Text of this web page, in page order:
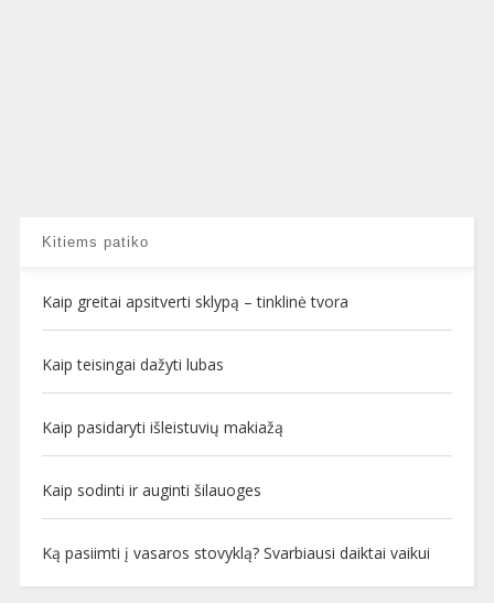
Kitiems patiko
Kaip greitai apsitverti sklypą – tinklinė tvora
Kaip teisingai dažyti lubas
Kaip pasidaryti išleistuvių makiažą
Kaip sodinti ir auginti šilauoges
Ką pasiimti į vasaros stovyklą? Svarbiausi daiktai vaikui